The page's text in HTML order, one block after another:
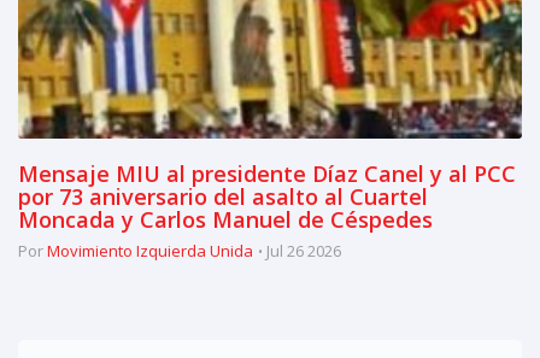
Mensaje MIU al presidente Díaz Canel y al PCC
por 73 aniversario del asalto al Cuartel
Moncada y Carlos Manuel de Céspedes
PorMovimiento Izquierda Unida Jul 26 2026